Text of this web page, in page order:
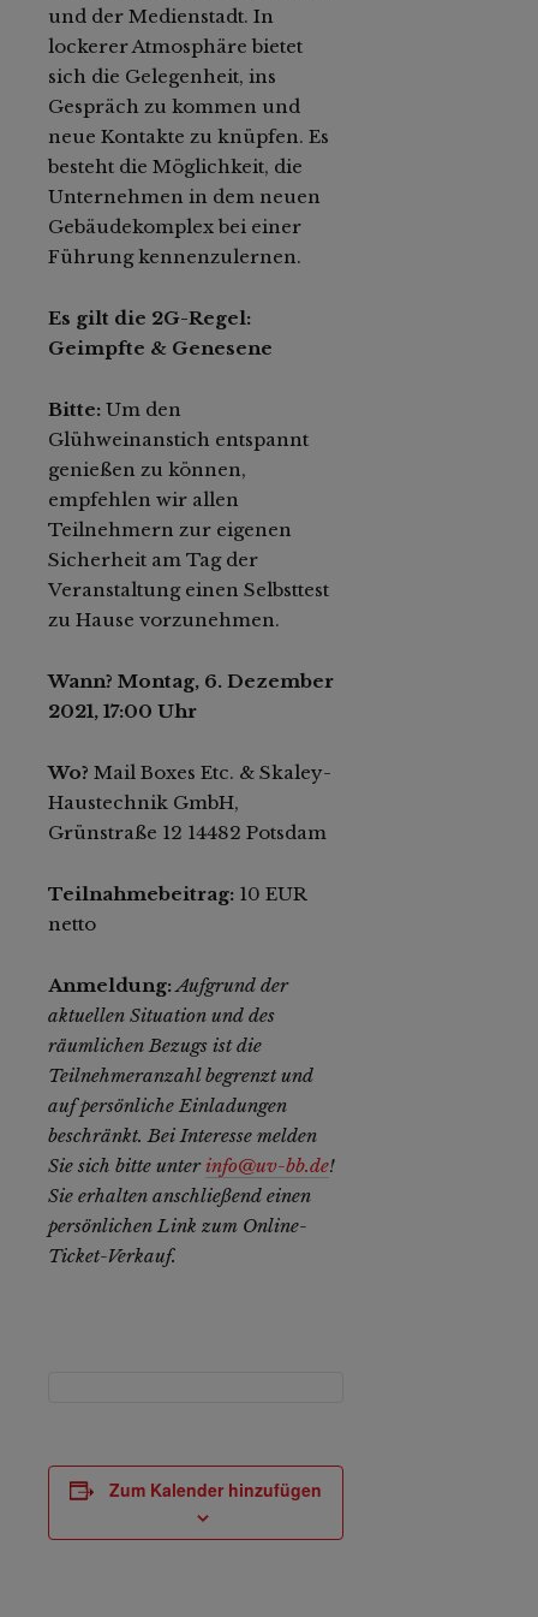
und der Medienstadt. In
lockerer Atmosphäre bietet
sich die Gelegenheit, ins
Gespräch zu kommen und
neue Kontakte zu knüpfen. Es
besteht die Möglichkeit, die
Unternehmen in dem neuen
Gebäudekomplex bei einer
Führung kennenzulernen.
Es gilt die 2G-Regel:
Geimpfte & Genesene
Bitte: Um den
Glühweinanstich entspannt
genießen zu können,
empfehlen wir allen
Teilnehmern zur eigenen
Sicherheit am Tag der
Veranstaltung einen Selbsttest
zu Hause vorzunehmen.
Wann? Montag, 6. Dezember
2021, 17:00 Uhr
Wo? Mail Boxes Etc. & Skaley-
Haustechnik GmbH,
Grünstraße 12 14482 Potsdam
Teilnahmebeitrag: 10 EUR
netto
Anmeldung:Aufgrund der
aktuellen Situation und des
räumlichen Bezugs ist die
Teilnehmeranzahl begrenzt und
auf persönliche Einladungen
beschränkt. Bei Interesse melden
Sie sich bitte unter info@uv-bb.de!
Sie erhalten anschließend einen
persönlichen Link zum Online-
Ticket-Verkauf.
Zum Kalender hinzufügen